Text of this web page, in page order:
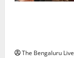
The Bengaluru Live